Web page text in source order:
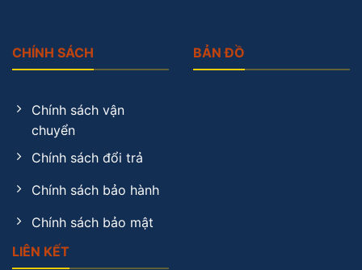
CHÍNH SÁCH
Chính sách vận
chuyển
Chính sách đổi trả
Chính sách bảo hành
Chính sách bảo mật
LIÊN KẾT
BẢN ĐỒ